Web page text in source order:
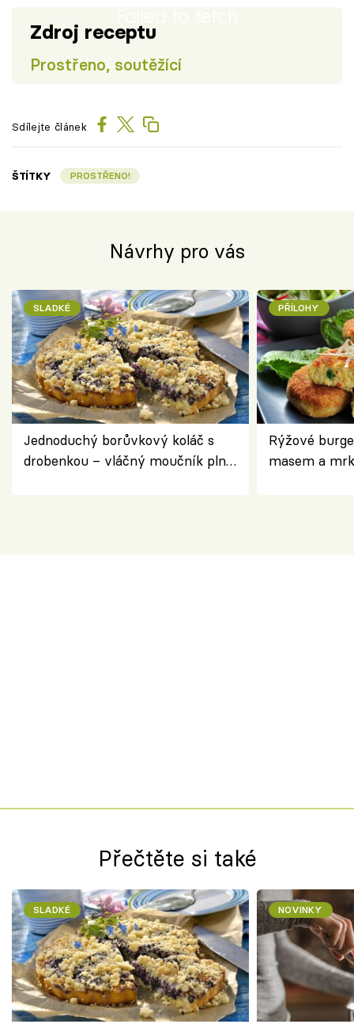
Zdroj receptu
Prostřeno, soutěžící
Sdílejte článek
ŠTÍTKY PROSTŘENO!
Návrhy pro vás
SLADKÉ
Jednoduchý borůvkový koláč s
drobenkou – vláčný moučník plný
PŘÍLOHY
Rýžové
masem a
Přečtěte si také
SLADKÉ NOVINKY